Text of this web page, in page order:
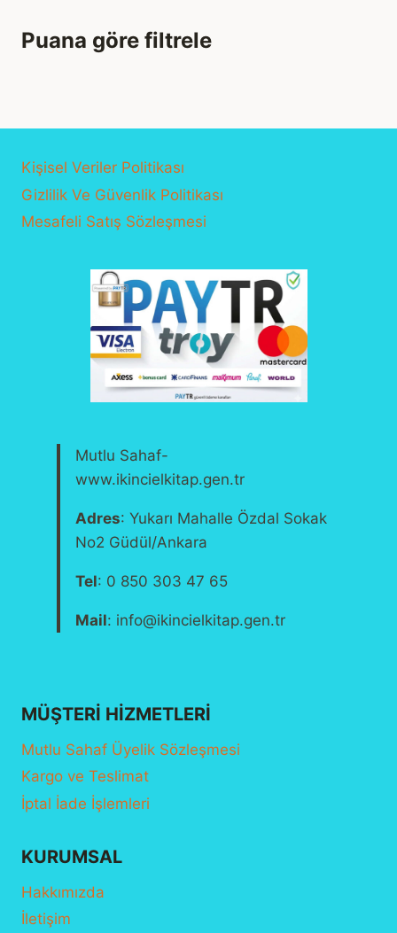
Puana göre filtrele
Kişisel Veriler Politikası
Gizlilik Ve Güvenlik Politikası
Mesafeli Satış Sözleşmesi
Mutlu Sahaf-
www.ikincielkitap.gen.tr
Adres: Yukarı Mahalle Özdal Sokak
No2 Güdül/Ankara
Tel: 0 850 303 47 65
Mail: info@ikincielkitap.gen.tr
MÜŞTERI HIZMETLERI
Mutlu Sahaf Üyelik Sözleşmesi
Kargo ve Teslimat
İptal İade İşlemleri
KURUMSAL
Hakkımızda
İletişim